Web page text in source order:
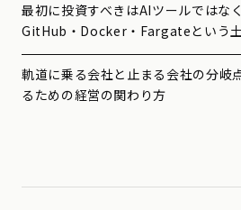
最初に投資すべきはAIツールではな
GitHub・Docker・Fargateという
軌道に乗る会社と止まる会社の分
るための経営の関わり方